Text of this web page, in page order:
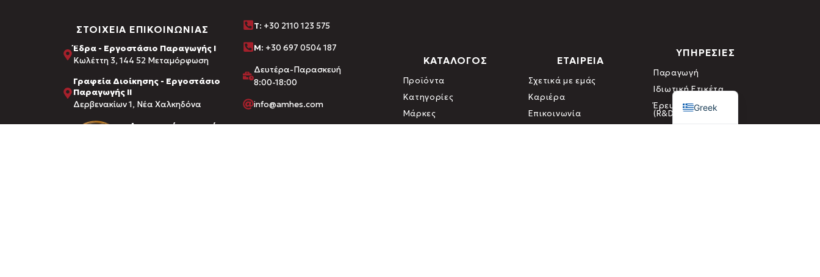
ΣΤΟΙΧΕΙΑ ΕΠΙΚΟΙΝΩΝΙΑΣ
Έδρα - Εργοστάσιο Παραγωγής Ι
Kωλέττη 3, 144 52 Μεταμόρφωση
Γραφεία Διοίκησης - Εργοστάσιο
Παραγωγής ΙΙ
Δερβενακίων 1, Νέα Χαλκηδόνα
Τ: +30 2110 123 575
M: +30 697 0504 187
Δευτέρα-Παρασκευή
8:00-18:00
info@amhes.com
ΚΑΤΑΛΟΓΟΣ
Προϊόντα
Κατηγορίες
Μάρκες
ΕΤΑΙΡΕΙΑ
Σχετικά με εμάς
Καριέρα
Επικοινωνία
ΥΠΗΡΕΣΙΕΣ
Παραγωγή
Ιδιωτική Ετικέτα
Έρευνα & Ανάπτυξη
(R&D)
Διαπιστεύσεις από:
Greek
English